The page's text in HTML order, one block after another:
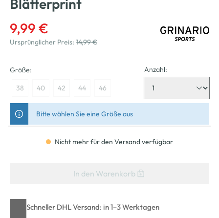
Blätterprint
9,99 €
Ursprünglicher Preis: 14,99 €
Größe:
38 40 42 44 46
Anzahl:
Bitte wählen Sie eine Größe aus
Nicht mehr für den Versand verfügbar
In den Warenkorb
Schneller DHL Versand: in 1–3 Werktagen